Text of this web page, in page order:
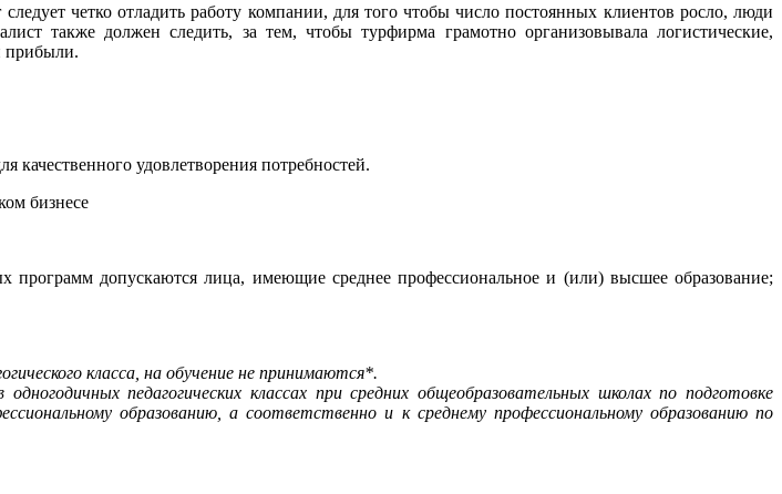
четко отладить работу компании, для того чтобы число постоянных клиентов росло, люди
также должен следить, за тем, чтобы турфирма грамотно организовывала логистические,
прибыли.
качественного удовлетворения потребностей.
бизнесе
программ допускаются лица, имеющие среднее профессиональное и (или) высшее образование;
класса, на обучение не принимаются*.
педагогических классах при средних общеобразовательных школах по подготовке
образованию, а соответственно и к среднему профессиональному образованию по